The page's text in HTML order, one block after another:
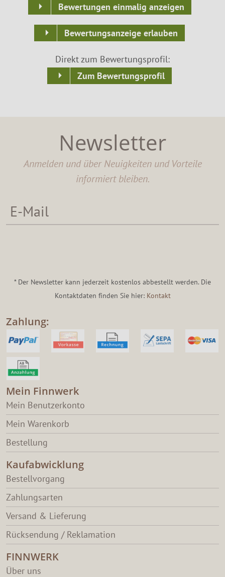
Bewertungen einmalig anzeigen
Bewertungsanzeige erlauben
Direkt zum Bewertungsprofil:
Zum Bewertungsprofil
Newsletter
Anmelden und über Neuigkeiten und Vorteile
informiert bleiben.
* Der Newsletter kann jederzeit kostenlos abbestellt werden. Die
Kontaktdaten finden Sie hier: Kontakt
Zahlung:
Mein Finnwerk
Mein Benutzerkonto
Mein Warenkorb
Bestellung
Kaufabwicklung
Bestellvorgang
Zahlungsarten
Versand & Lieferung
Rücksendung / Reklamation
FINNWERK
Über uns